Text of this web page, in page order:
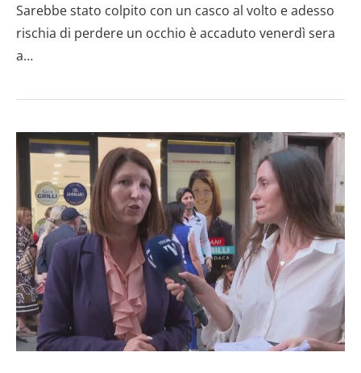
Sarebbe stato colpito con un casco al volto e adesso
rischia di perdere un occhio è accaduto venerdì sera
a…